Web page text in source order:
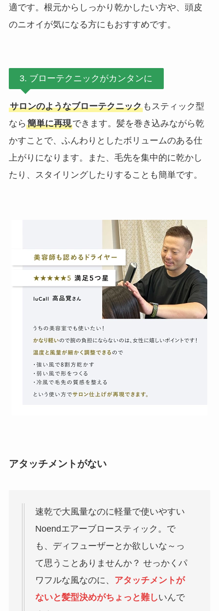
適です。根元からしっかり乾かしたい方や、頭皮
のニオイが気になる方にもおすすめです。
3. ブローテクニックがカンタンに
サロンのようなブローテクニックもスティック型
なら 簡単に再現できます。髪を巻き込みながら乾
かすことで、ふんわりとしたボリュームのある仕
上がりになります。また、毛先を集中的に乾かし
たり、スタイリングしたりすることも簡単です。
アタッチメントがない
速乾で大風量なのに軽量で使いやすい
Noendエアーブロースティック。で
も、ディフューザーとか欲しいな～っ
て思うことありませんか？ せっかくパ
ワフルな風なのに、 アタッチメントが
ないと髪型決めがちょっと難しいんで